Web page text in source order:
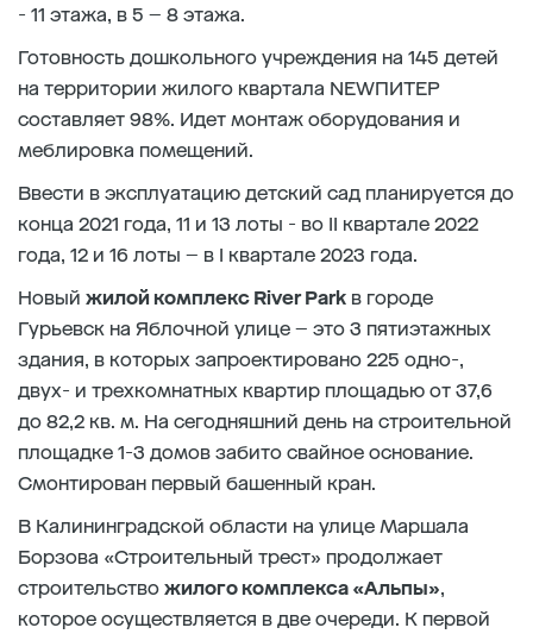
- 11 этажа, в 5 – 8 этажа.
Готовность дошкольного учреждения на 145 детей
на территории жилого квартала NEWПИТЕР
составляет 98%. Идет монтаж оборудования и
меблировка помещений.
Ввести в эксплуатацию детский сад планируется до
конца 2021 года, 11 и 13 лоты - во II квартале 2022
года, 12 и 16 лоты – в I квартале 2023 года.
Новый жилой комплекс River Park в городе
Гурьевск на Яблочной улице – это 3 пятиэтажных
здания, в которых запроектировано 225 одно-,
двух- и трехкомнатных квартир площадью от 37,6
до 82,2 кв. м. На сегодняшний день на строительной
площадке 1-3 домов забито свайное основание.
Смонтирован первый башенный кран.
В Калининградской области на улице Маршала
Борзова «Строительный трест» продолжает
строительство жилого комплекса «Альпы»,
которое осуществляется в две очереди. К первой